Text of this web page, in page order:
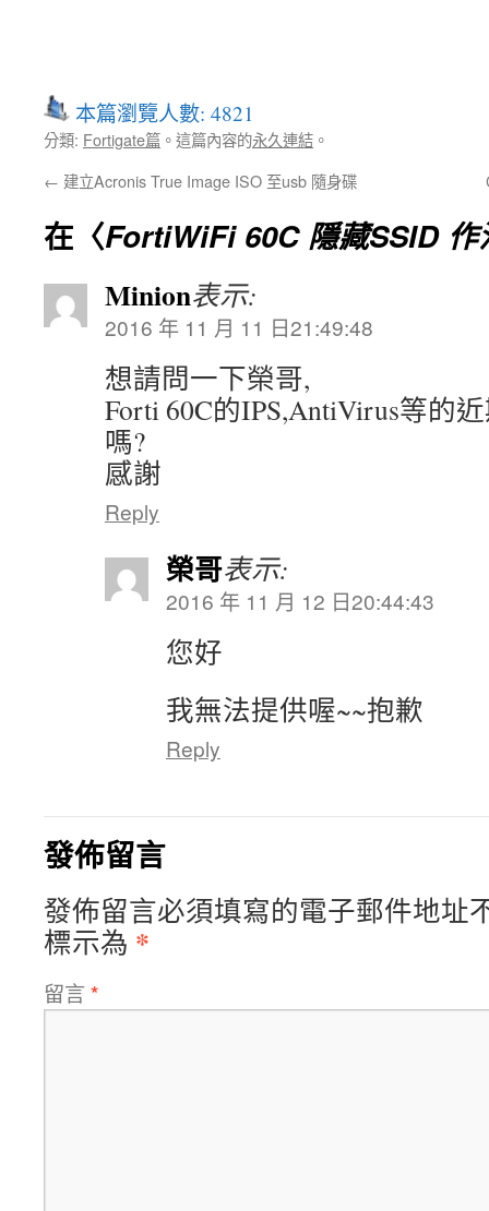
本篇瀏覽人數: 4821
分類: Fortigate篇 。這篇內容的永久連結 。
← 建立Acronis True Image ISO 至usb 隨身碟
在〈FortiWiFi 60C 隱藏SSID 作
Minion表示:
2016 年 11 月 11 日21:49:48
想請問一下榮哥,
Forti 60C的IPS,AntiVirus等的
嗎?
感謝
Reply
榮哥表示:
2016 年 11 月 12 日20:44:43
您好
我無法提供喔~~抱歉
Reply
發佈留言
發佈留言必須填寫的電子郵件地址
標示為 *
留言 *